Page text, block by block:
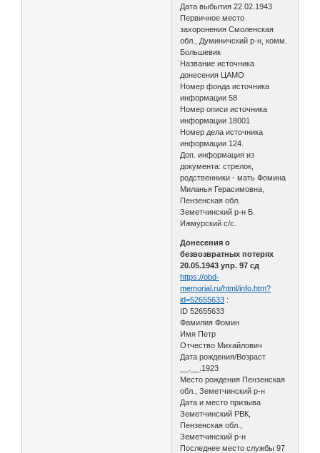
Дата выбытия 22.02.1943
Первичное место
захоронения Смоленская
обл., Думиничский р-н, комм.
Большевик
Название источника
донесения ЦАМО
Номер фонда источника
информации 58
Номер описи источника
информации 18001
Номер дела источника
информации 124.
Доп. информация из
документа: стрелок,
родственники - мать Фомина
Миланья Герасимовна,
Пензенская обл.
Земетчинский р-н Б.
Ижмурский с/с.
Донесения о
безвозвратных потерях
20.05.1943 упр. 97 сд
https://obd-
memorial.ru/html/info.htm?
id=52655633 :
ID 52655633
Фамилия Фомин
Имя Петр
Отчество Михайлович
Дата рождения/Возраст
__.__.1923
Место рождения Пензенская
обл., Земетчинский р-н
Дата и место призыва
Земетчинский РВК,
Пензенская обл.,
Земетчинский р-н
Последнее место службы 97